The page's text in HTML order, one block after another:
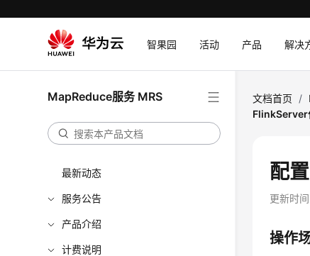
智果园 活动 产品 解决
MapReduce服务 MRS
最新动态
服务公告
产品介绍
计费说明
文档首页 /
FlinkServer
配
更新时间
操作